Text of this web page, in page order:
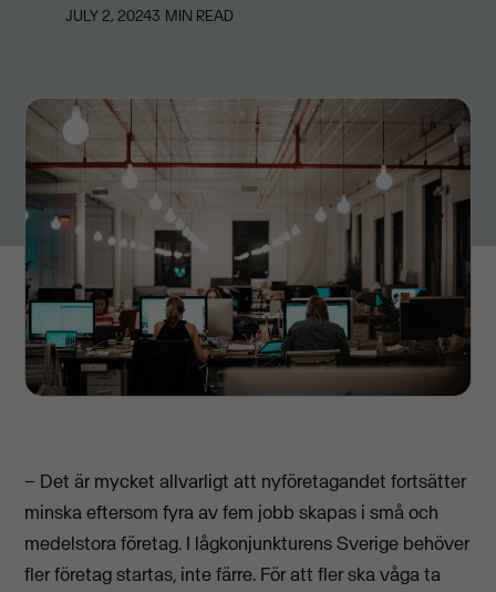
JULY 2, 20243 MIN READ
– Det är mycket allvarligt att nyföretagandet fortsätter
minska eftersom fyra av fem jobb skapas i små och
medelstora företag. I lågkonjunkturens Sverige behöver
fler företag startas, inte färre. För att fler ska våga ta